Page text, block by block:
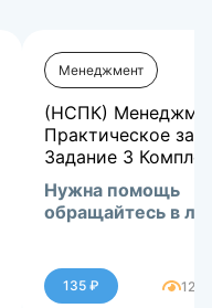
Менеджмент
(НСПК)
Практическое
Задание 3
Нужна помощь
обращайтесь в лс
135 ₽ 128